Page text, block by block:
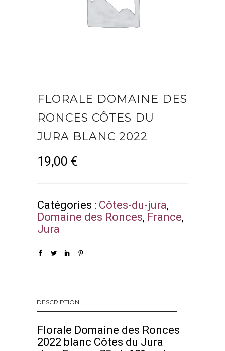
FLORALE DOMAINE DES
RONCES CÔTES DU
JURA BLANC 2022
19,00 €
Catégories : Côtes-du-jura,
Domaine des Ronces, France,
Jura
DESCRIPTION
Florale Domaine des Ronces
2022 blanc Côtes du Jura